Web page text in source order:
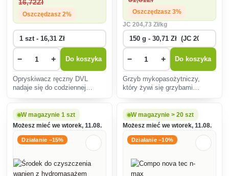
16,72Zł
Oszczędzasz 2%
− + Do koszyka
Opryskiwacz ręczny DVL
nadaje się do codziennej
pomieszczeniach.
Oszczędzasz 3%
JC 204,73 Zł/kg
− + Do koszyka
Grzyb mykopasożytniczy,
który żywi się grzybami
produktem nie cierpią z
powodu takich problemów jak
plamy i parch
W magazynie 1 szt
Możesz mieć we wtorek, 11.08.
Działanie −15%
W magazynie > 20 szt
Możesz mieć we wtorek, 11.08.
Działanie −10%